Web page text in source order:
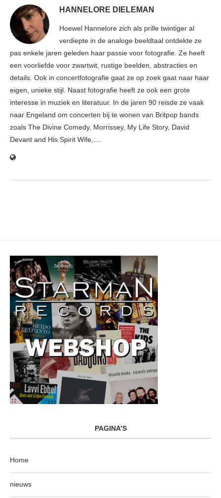
HANNELORE DIELEMAN
Hoewel Hannelore zich als prille twintiger al
verdiepte in de analoge beeldtaal ontdekte ze
pas enkele jaren geleden haar passie voor fotografie. Ze heeft
een voorliefde voor zwartwit, rustige beelden, abstracties en
details. Ook in concertfotografie gaat ze op zoek gaat naar haar
eigen, unieke stijl. Naast fotografie heeft ze ook een grote
interesse in muziek en literatuur. In de jaren 90 reisde ze vaak
naar Engeland om concerten bij te wonen van Britpop bands
zoals The Divine Comedy, Morrissey, My Life Story, David
Devant and His Spirit Wife,....
PAGINA’S
Home
nieuws